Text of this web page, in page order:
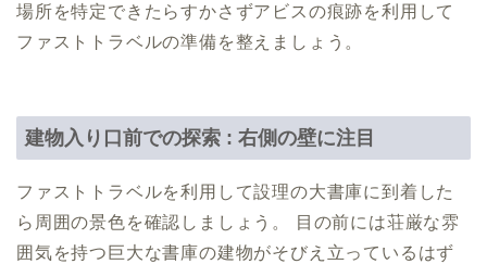
場所を特定できたらすかさずアビスの痕跡を利用して
ファストトラベルの準備を整えましょう。
建物入り口前での探索 : 右側の壁に注目
ファストトラベルを利用して設理の大書庫に到着した
ら周囲の景色を確認しましょう。 目の前には荘厳な雰
囲気を持つ巨大な書庫の建物がそびえ立っているはず